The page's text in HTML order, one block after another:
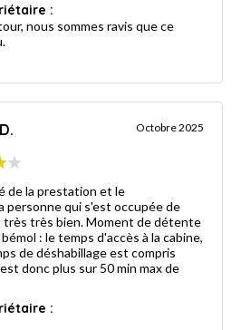
:
nous sommes ravis que ce
Octobre 2025
de la prestation et le
personne qui s'est occupée de
très très bien. Moment de détente
: le temps d'accès à la cabine,
de déshabillage est compris
donc plus sur 50 min max de
: